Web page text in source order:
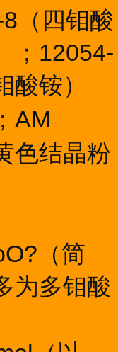
（四钼酸
；12054-
酸铵）
AM
色结晶粉
（简
为多钼酸